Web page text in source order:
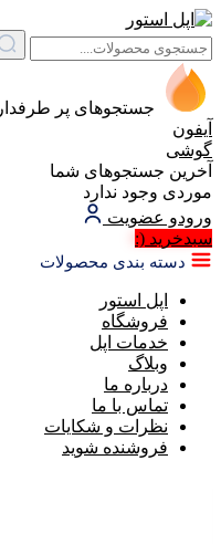
جستجوهای پر طرفدار
آیفون
گوشی
آخرین جستجوهای شما
موردی وجود ندارد
ورودو عضویت
سبد‌خرید (:
دسته بندی محصولات
اپل استور
فروشگاه
خدمات اپل
وبلاگ
درباره ما
تماس با ما
نظرات و شکایات
فروشنده شوید